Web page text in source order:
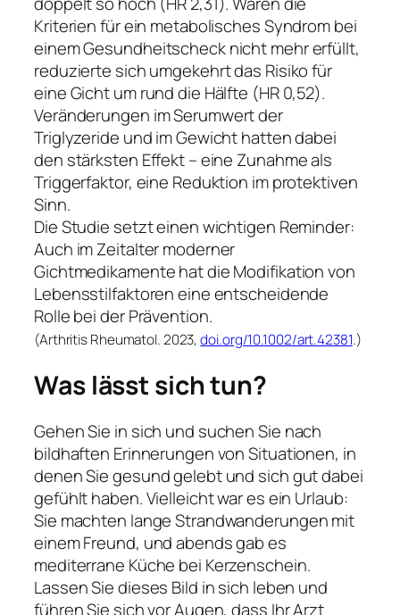
Kriterien für ein metabolisches Syndrom bei
einem Gesundheitscheck nicht mehr erfüllt,
reduzierte sich umgekehrt das Risiko für
eine Gicht um rund die Hälfte (HR 0,52).
Veränderungen im Serumwert der
Triglyzeride und im Gewicht hatten dabei
den stärksten Effekt – eine Zunahme als
Triggerfaktor, eine Reduktion im protektiven
Sinn.
Die Studie setzt einen wichtigen Reminder:
Auch im Zeitalter moderner
Gichtmedikamente hat die Modifikation von
Lebensstilfaktoren eine entscheidende
Rolle bei der Prävention.
(Arthritis Rheumatol. 2023,doi.org/10.1002/art.42381.)
Was lässt sich tun?
Gehen Sie in sich und suchen Sie nach
bildhaften Erinnerungen von Situationen, in
denen Sie gesund gelebt und sich gut dabei
gefühlt haben. Vielleicht war es ein Urlaub:
Sie machten lange Strandwanderungen mit
einem Freund, und abends gab es
mediterrane Küche bei Kerzenschein.
Lassen Sie dieses Bild in sich leben und
führen Sie sich vor Augen, dass Ihr Arzt